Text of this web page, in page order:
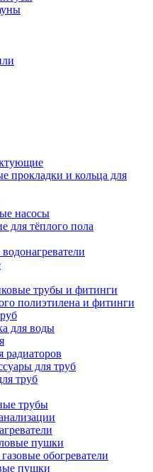
прокладки и кольца для
насосы
для тёплого пола
трубы и фитинги
полиэтилена и фитинги
для воды
радиаторов
для труб
труб
трубы
пушки
обогреватели
пушки